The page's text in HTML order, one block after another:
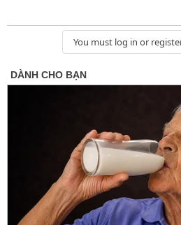
You must log in or